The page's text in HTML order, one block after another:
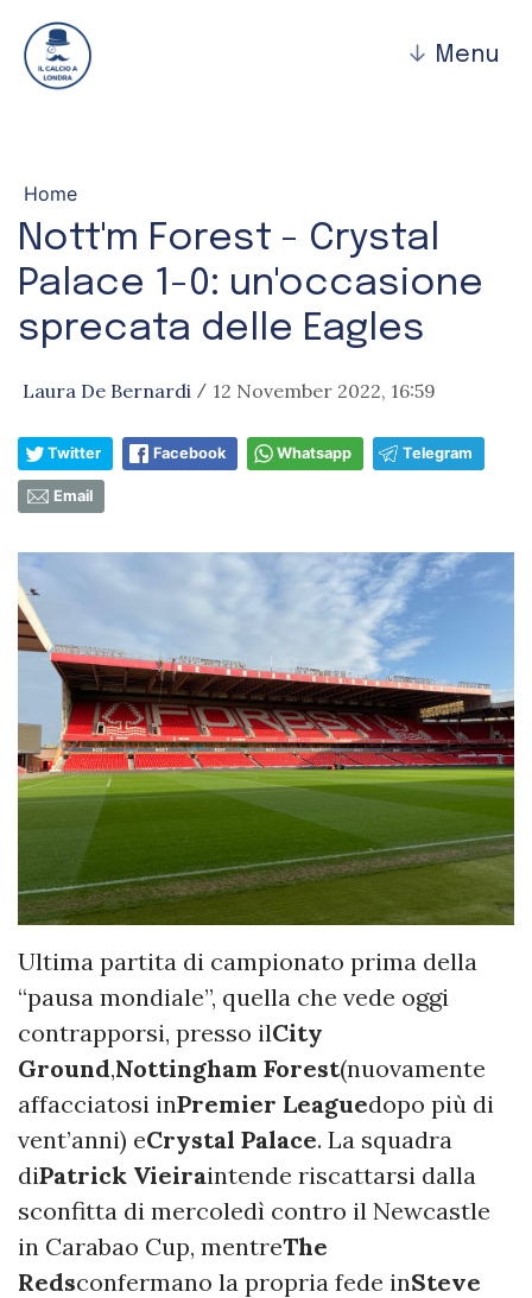
↓ Menu
Home
Nott'm Forest - Crystal
Palace 1-0: un'occasione
sprecata delle Eagles
Laura De Bernardi / 12 November 2022, 16:59
Twitter Facebook Whatsapp Telegram
Email
Ultima partita di campionato prima della
“pausa mondiale”, quella che vede oggi
contrapporsi, presso ilCity
Ground,Nottingham Forest(nuovamente
affacciatosi inPremier Leaguedopo più di
vent’anni) eCrystal Palace. La squadra
diPatrick Vieiraintende riscattarsi dalla
sconfitta di mercoledì contro il Newcastle
in Carabao Cup, mentreThe
Redsconfermano la propria fede inSteve